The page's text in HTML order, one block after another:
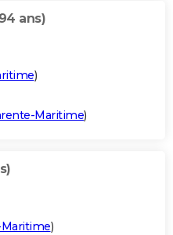
ans)
)
Maritime)
)